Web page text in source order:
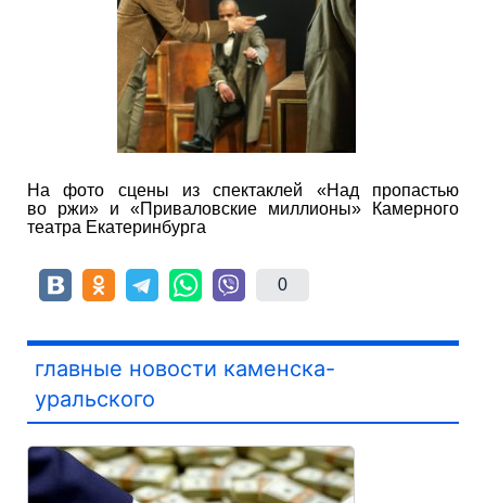
На фото сцены из спектаклей «Над пропастью
во ржи» и «Приваловские миллионы» Камерного
театра Екатеринбурга
0
главные новости каменска-
уральского